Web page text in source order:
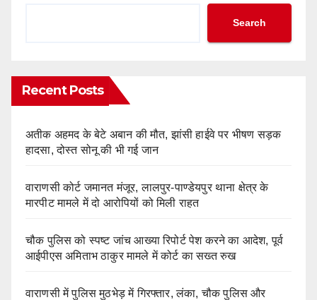
Search
Recent Posts
अतीक अहमद के बेटे अबान की मौत, झांसी हाईवे पर भीषण सड़क
हादसा, दोस्त सोनू की भी गई जान
वाराणसी कोर्ट जमानत मंजूर, लालपुर-पाण्डेयपुर थाना क्षेत्र के
मारपीट मामले में दो आरोपियों को मिली राहत
चौक पुलिस को स्पष्ट जांच आख्या रिपोर्ट पेश करने का आदेश, पूर्व
आईपीएस अमिताभ ठाकुर मामले में कोर्ट का सख्त रुख
वाराणसी में पुलिस मुठभेड़ में गिरफ्तार, लंका, चौक पुलिस और